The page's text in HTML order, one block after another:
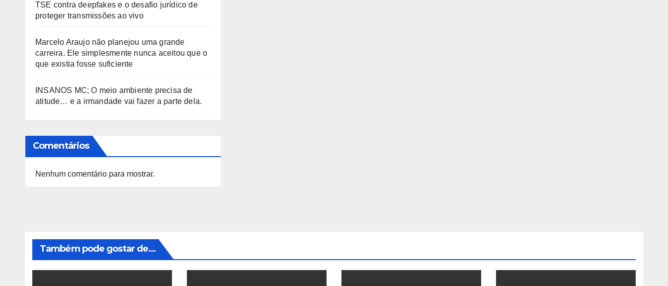
TSE contra deepfakes e o desafio jurídico de
proteger transmissões ao vivo
Marcelo Araujo não planejou uma grande
carreira. Ele simplesmente nunca aceitou que o
que existia fosse suficiente
INSANOS MC; O meio ambiente precisa de
atitude… e a irmandade vai fazer a parte dela.
Comentários
Nenhum comentário para mostrar.
Também pode gostar de...